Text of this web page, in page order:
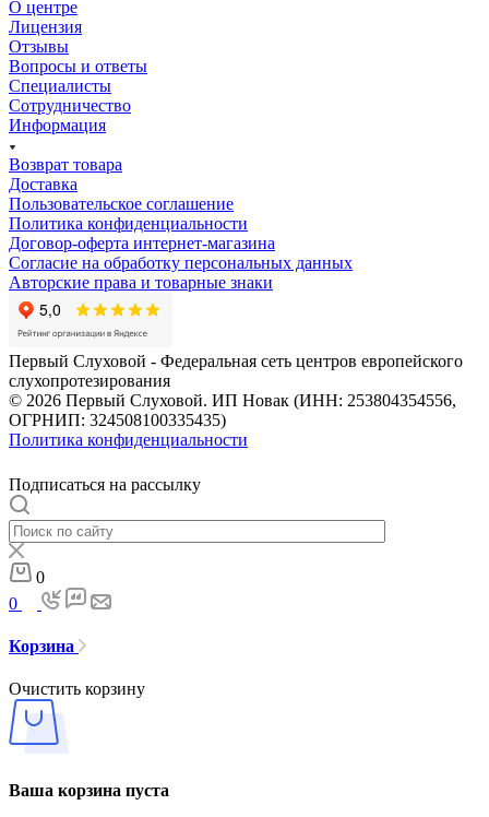
О центре
Лицензия
Отзывы
Вопросы и ответы
Специалисты
Сотрудничество
Информация
Возврат товара
Доставка
Пользовательское соглашение
Политика конфиденциальности
Договор-оферта интернет-магазина
Согласие на обработку персональных данных
Авторские права и товарные знаки
Первый Слуховой - Федеральная сеть центров европейского
слухопротезирования
© 2026 Первый Слуховой. ИП Новак (ИНН: 253804354556,
ОГРНИП: 324508100335435)
Политика конфиденциальности
Подписаться на рассылку
0
0
Корзина
Очистить корзину
Ваша корзина пуста